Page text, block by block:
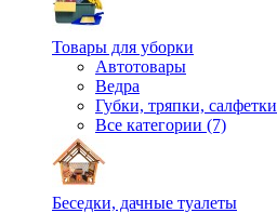
Товары для уборки
Автотовары
Ведра
Губки, тряпки, салфетки
Все категории (7)
Беседки, дачные туалеты